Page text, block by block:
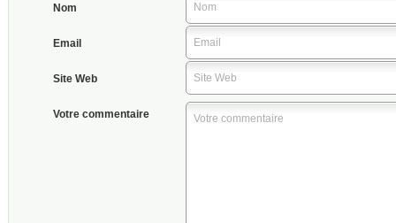
Nom
Email
Site Web
Votre commentaire